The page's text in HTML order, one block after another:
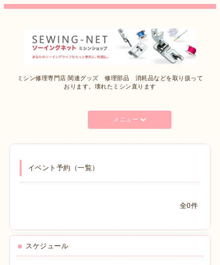
ミシン修理専門店 関連グッズ 修理部品 消耗品などを取り扱って
おります。壊れたミシン直ります
メニュー
イベント予約（一覧）
全0件
スケジュール